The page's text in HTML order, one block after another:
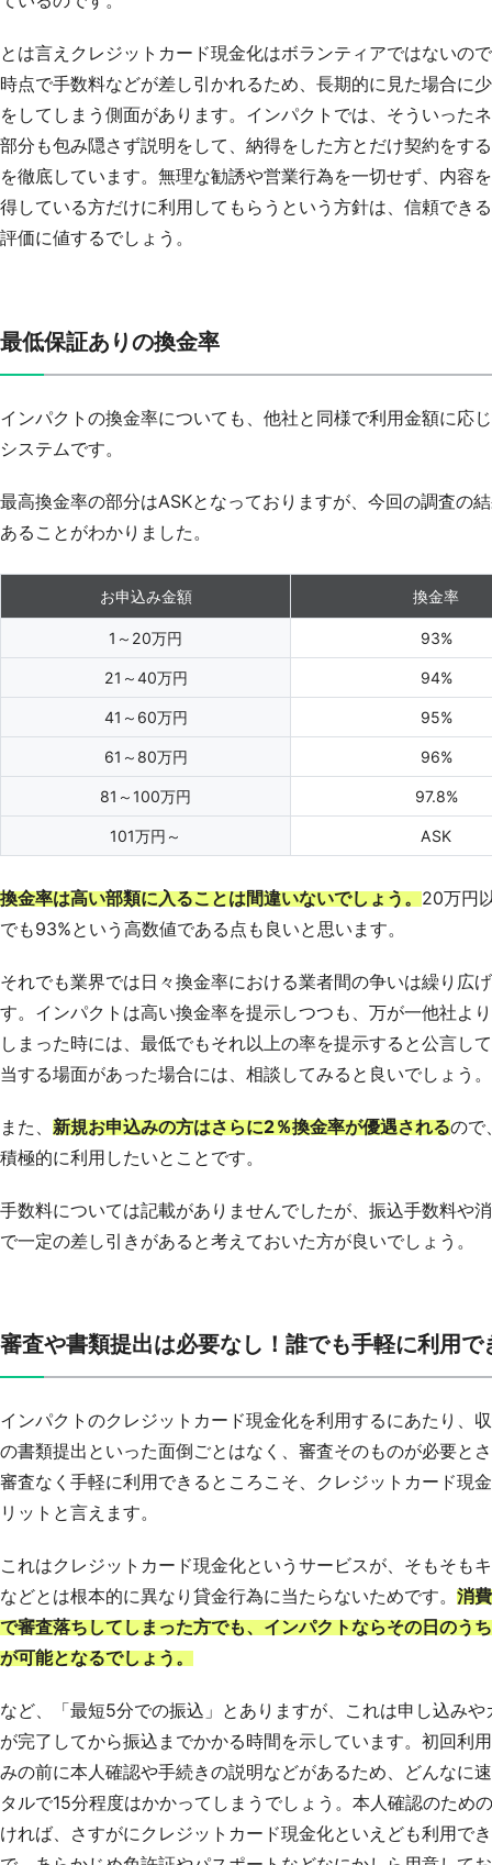
とは言えクレジットカード現金化はボランティアではないの
時点で手数料などが差し引かれるため、長期的に見た場合に
をしてしまう側面があります。インパクトでは、そういった
部分も包み隠さず説明をして、納得をした方とだけ契約をす
を徹底しています。無理な勧誘や営業行為を一切せず、内容
得している方だけに利用してもらうという方針は、信頼でき
評価に値するでしょう。
最低保証ありの換金率
インパクトの換金率についても、他社と同様で利用金額に応
システムです。
最高換金率の部分はASKとなっておりますが、今回の調査の
あることがわかりました。
お申込み金額 換金率
1～20万円 93%
21～40万円 94%
41～60万円 95%
61～80万円 96%
81～100万円 97.8%
101万円～ ASK
換金率は高い部類に入ることは間違いないでしょう。20万円
でも93%という高数値である点も良いと思います。
それでも業界では日々換金率における業者間の争いは繰り広
す。インパクトは高い換金率を提示しつつも、万が一他社よ
しまった時には、最低でもそれ以上の率を提示すると公言し
当する場面があった場合には、相談してみると良いでしょう。
また、 新規お申込みの方はさらに2％換金率が優遇されるので
積極的に利用したいとことです。
手数料については記載がありませんでしたが、振込手数料や
で一定の差し引きがあると考えておいた方が良いでしょう。
審査や書類提出は必要なし！誰でも手軽に利用で
インパクトのクレジットカード現金化を利用するにあたり、
の書類提出といった面倒ごとはなく、審査そのものが必要と
審査なく手軽に利用できるところこそ、クレジットカード現
リットと言えます。
これはクレジットカード現金化というサービスが、そもそも
などとは根本的に異なり貸金行為に当たらないためです。 消
で審査落ちしてしまった方でも、インパクトならその日のう
が可能となるでしょう。
など、「最短5分での振込」とありますが、これは申し込みや
が完了してから振込までかかる時間を示しています。初回利
みの前に本人確認や手続きの説明などがあるため、どんなに
タルで15分程度はかかってしまうでしょう。本人確認のため
ければ、さすがにクレジットカード現金化といえども利用で